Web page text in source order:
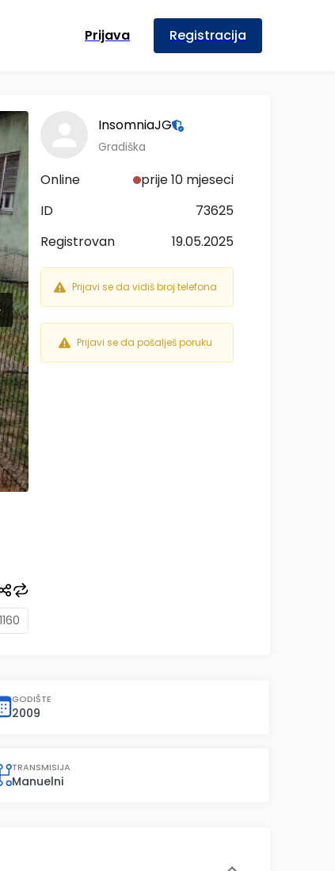
Prijava Registracija
1160
InsomniaJG
Gradiška
Online
prije 10 mjeseci
ID
73625
Registrovan
19.05.2025
Prijavi se da vidiš broj telefona
Prijavi se da pošalješ poruku
GODIŠTE
2009
TRANSMISIJA
Manuelni